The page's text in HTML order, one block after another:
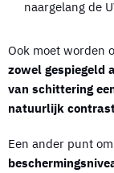
naargelang de
Ook moet worden
zowel gespiegeld
van schittering
natuurlijk
Een ander punt